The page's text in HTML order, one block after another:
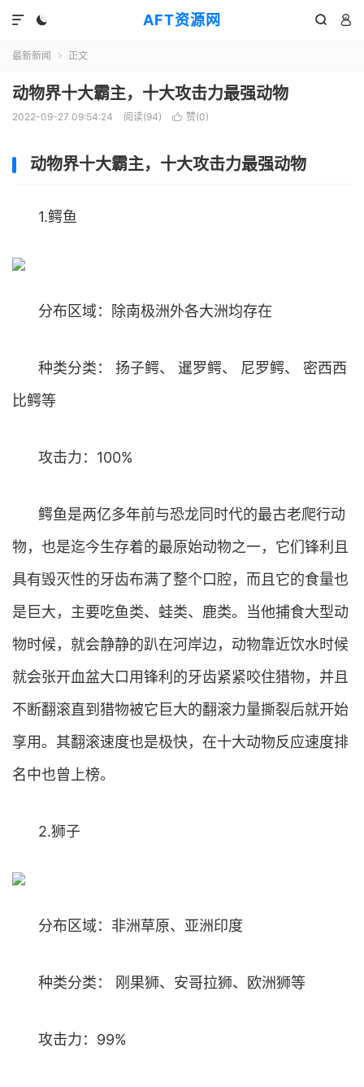
AFT资源网
  

最新新闻  正文
动物界十大霸主，十大攻击力最强动物
2022-09-27 09:54:24 阅读(94)  赞(0)
动物界十大霸主，十大攻击力最强动物
1.鳄鱼
分布区域：除南极洲外各大洲均存在
种类分类： 扬子鳄、 暹罗鳄、 尼罗鳄、 密西西
比鳄等
攻击力：100%
鳄鱼是两亿多年前与恐龙同时代的最古老爬行动
物，也是迄今生存着的最原始动物之一，它们锋利且
具有毁灭性的牙齿布满了整个口腔，而且它的食量也
是巨大，主要吃鱼类、蛙类、鹿类。当他捕食大型动
物时候，就会静静的趴在河岸边，动物靠近饮水时候
就会张开血盆大口用锋利的牙齿紧紧咬住猎物，并且
不断翻滚直到猎物被它巨大的翻滚力量撕裂后就开始
享用。其翻滚速度也是极快，在十大动物反应速度排
名中也曾上榜。
2.狮子
分布区域：非洲草原、亚洲印度
种类分类： 刚果狮、安哥拉狮、欧洲狮等
攻击力：99%